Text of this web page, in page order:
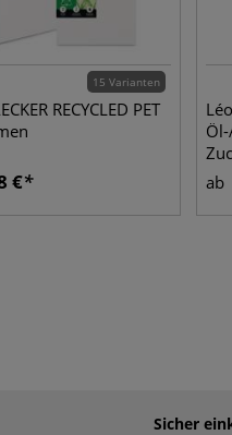
15 Varianten
RECYCLED PET
€
ab
Sicher